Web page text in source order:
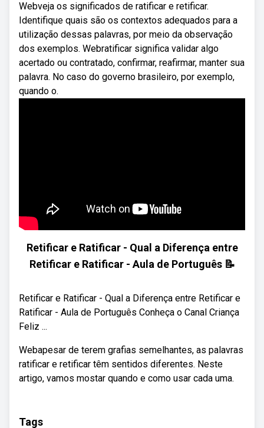
Webveja os significados de ratificar e retificar.
Identifique quais são os contextos adequados para a
utilização dessas palavras, por meio da observação
dos exemplos. Webratificar significa validar algo
acertado ou contratado, confirmar, reafirmar, manter sua
palavra. No caso do governo brasileiro, por exemplo,
quando o.
Retificar e Ratificar - Qual a Diferença entre
Retificar e Ratificar - Aula de Português 📝
Retificar e Ratificar - Qual a Diferença entre Retificar e
Ratificar - Aula de Português Conheça o Canal Criança
Feliz ...
Webapesar de terem grafias semelhantes, as palavras
ratificar e retificar têm sentidos diferentes. Neste
artigo, vamos mostar quando e como usar cada uma.
Tags